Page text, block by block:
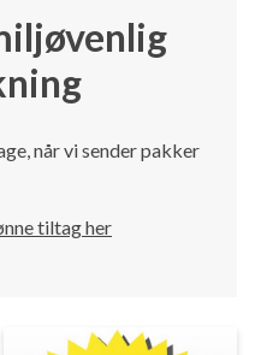
når vi sender pakker
tiltag her